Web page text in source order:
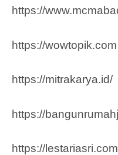
https://
https://wowtopik.com
https://mitrakarya.id/
https://
https://lestariasri.com